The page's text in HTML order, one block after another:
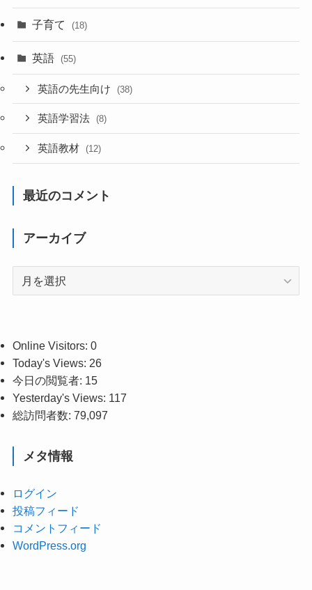
子育て (18)
英語 (55)
英語の先生向け (38)
英語学習法 (8)
英語教材 (12)
最近のコメント
アーカイブ
ブ
Online Visitors: 0
Today's Views: 26
今日の閲覧者: 15
Yesterday's Views: 117
総訪問者数: 79,097
メタ情報
ログイン
投稿フィード
コメントフィード
WordPress.org